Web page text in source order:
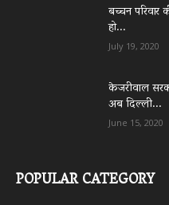
बच्चन
हो...
July 19, 2020
केजरीवाल
अब दिल्ली...
June 15, 2020
POPULAR CATEGORY